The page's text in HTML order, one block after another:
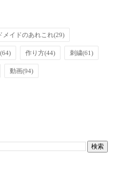
メイドのあれこれ(29)
(64) 作り方(44) 刺繍(61)
動画(94)